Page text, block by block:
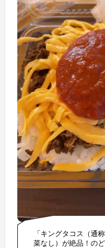
「キングタコス（通
菜なし）が絶品！の